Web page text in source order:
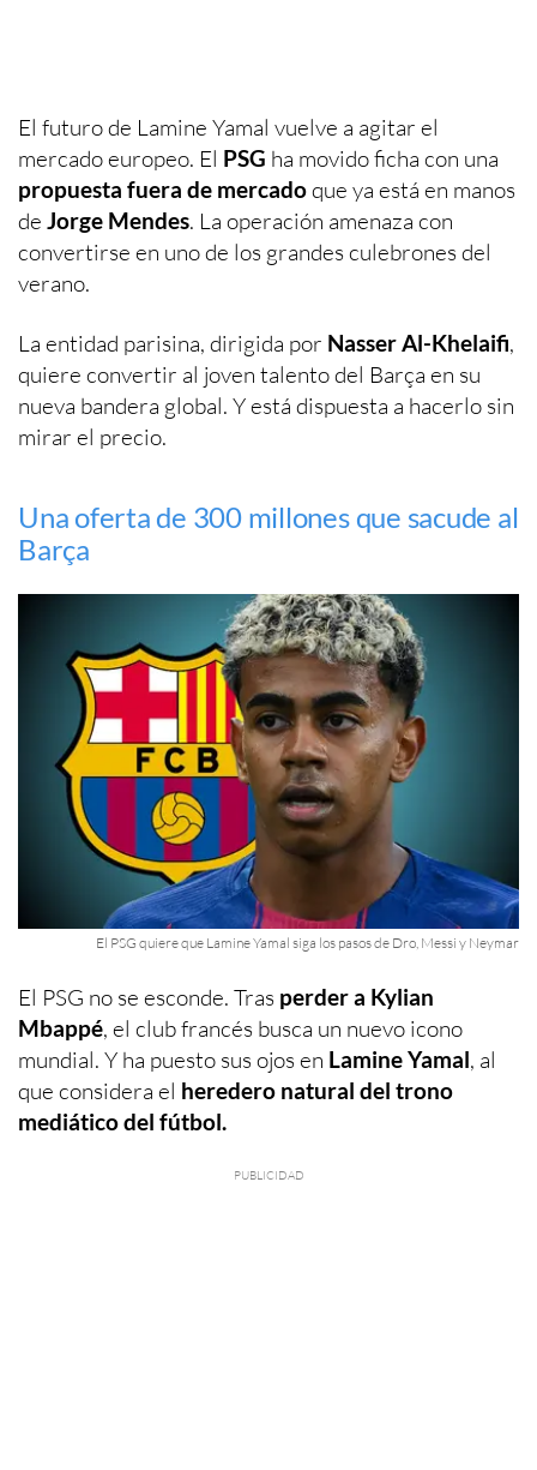
El futuro de Lamine Yamal vuelve a agitar el
mercado europeo. El PSG ha movido ficha con una
propuesta fuera de mercadoque ya está en manos
de Jorge Mendes. La operación amenaza con
convertirse en uno de los grandes culebrones del
verano.
La entidad parisina, dirigida por Nasser Al-Khelaifi,
quiere convertir al joven talento del Barça en su
nueva bandera global. Y está dispuesta a hacerlo sin
mirar el precio.
Una oferta de 300 millones que sacude al
Barça
El PSG quiere que Lamine Yamal siga los pasos de Dro, Messi y Neymar
El PSG no se esconde. Tras perder a Kylian
Mbappé, el club francés busca un nuevo icono
mundial. Y ha puesto sus ojos en Lamine Yamal, al
que considera el heredero natural del trono
mediático del fútbol.